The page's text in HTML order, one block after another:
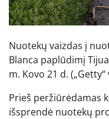
Nuotekų vaizdas į
Blanca paplūdimį
m. Kovo 21 d.
Prieš peržiūrėdamas
išsprendė nuotekų